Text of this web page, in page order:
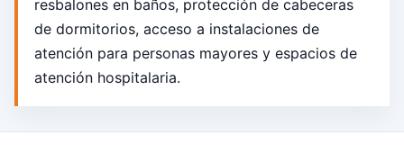
resbalones en baños, protección de cabeceras
de dormitorios, acceso a instalaciones de
atención para personas mayores y espacios de
atención hospitalaria.